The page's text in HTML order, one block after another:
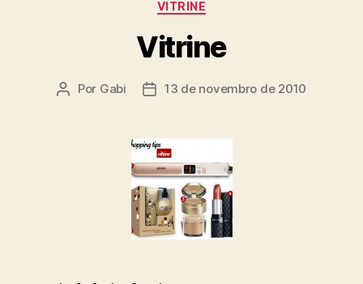
VITRINE
Vitrine
Autor
Por Gabi
Data13 de novembro de 2010